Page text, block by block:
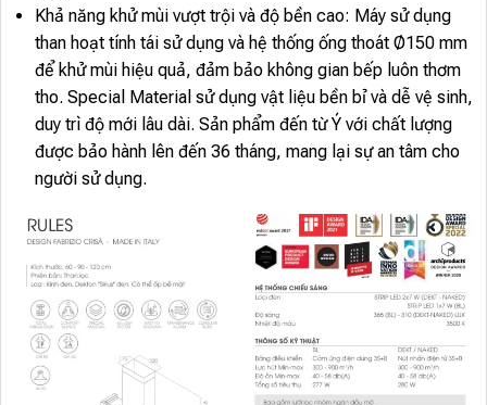
Khả năng khử mùi vượt trội và độ bền cao: Máy sử dụng
than hoạt tính tái sử dụng và hệ thống ống thoát Ø150 mm
để khử mùi hiệu quả, đảm bảo không gian bếp luôn thơm
tho. Special Material sử dụng vật liệu bền bỉ và dễ vệ sinh,
duy trì độ mới lâu dài. Sản phẩm đến từ Ý với chất lượng
được bảo hành lên đến 36 tháng, mang lại sự an tâm cho
người sử dụng.